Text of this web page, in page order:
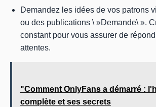
Demandez les idées de vos patrons
ou des publications \ »Demande\ ».
constant pour vous assurer de
attentes.
"Comment OnlyFans a démarré :
complète et ses secrets